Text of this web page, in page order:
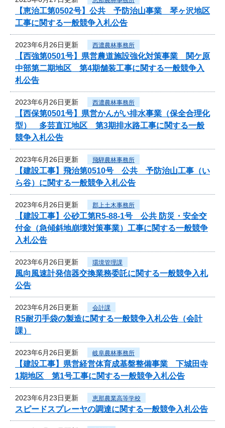
【恵治工第0502号】公共 予防治山事業 琴ヶ沢地区
工事に関する一般競争入札公告
2023年6月26日更新 西濃農林事務所
【西強第0501号】県営農道施設強化対策事業 関ケ原
中部第二期地区 第4期舗装工事に関する一般競争入
札公告
2023年6月26日更新 西濃農林事務所
【西保第0501号】県営かんがい排水事業（保全合理化
型） 多芸直江地区 第3期排水路工事に関する一般
競争入札公告
2023年6月26日更新 飛騨農林事務所
【建設工事】飛治第0510号 公共 予防治山工事（い
ら谷）に関する一般競争入札公告
2023年6月26日更新 郡上土木事務所
【建設工事】公砂工第R5-88-1号 公共 防災・安全交
付金（急傾斜地崩壊対策事業）工事に関する一般競争
入札公告
2023年6月26日更新 環境管理課
風向風速計発信器交換業務委託に関する一般競争入札
公告
2023年6月26日更新 会計課
R5耐刃手袋の製造に関する一般競争入札公告（会計
課）
2023年6月26日更新 岐阜農林事務所
【建設工事】県営経営体育成基盤整備事業 下城田寺
1期地区 第1号工事に関する一般競争入札公告
2023年6月23日更新 恵那農業高等学校
スピードスプレーヤの調達に関する一般競争入札公告